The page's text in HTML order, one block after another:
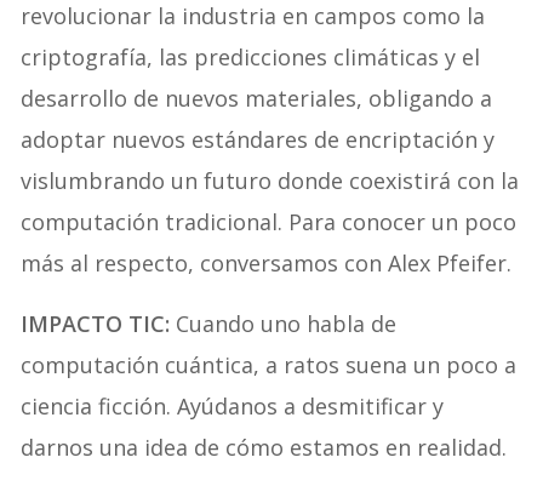
revolucionar la industria en campos como la
criptografía, las predicciones climáticas y el
desarrollo de nuevos materiales, obligando a
adoptar nuevos estándares de encriptación y
vislumbrando un futuro donde coexistirá con la
computación tradicional. Para conocer un poco
más al respecto, conversamos con Alex Pfeifer.
IMPACTO TIC: Cuando uno habla de
computación cuántica, a ratos suena un poco a
ciencia ficción. Ayúdanos a desmitificar y
darnos una idea de cómo estamos en realidad.